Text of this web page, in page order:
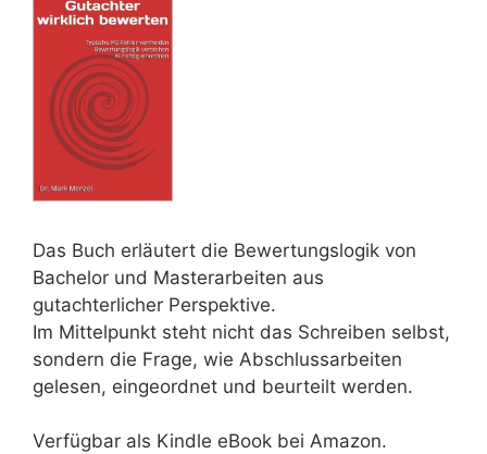
Das Buch erläutert die Bewertungslogik von
Bachelor und Masterarbeiten aus
gutachterlicher Perspektive.
Im Mittelpunkt steht nicht das Schreiben selbst,
sondern die Frage, wie Abschlussarbeiten
gelesen, eingeordnet und beurteilt werden.
Verfügbar als Kindle eBook bei Amazon.